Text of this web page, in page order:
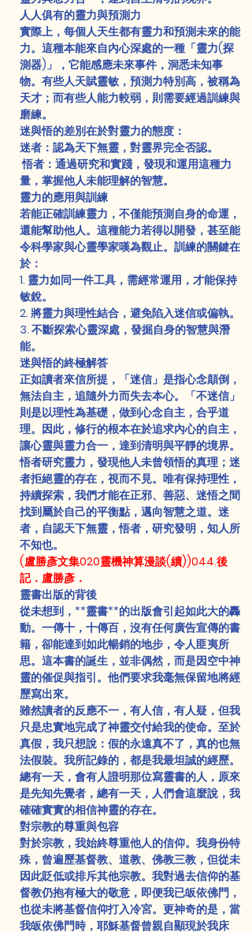
人人俱有的靈力與預測力
實際上，每個人天生都有靈力和預測未來的能
力。這種本能來自內心深處的一種「靈力(探
測器)」，它能感應未來事件，洞悉未知事
物。有些人天賦靈敏，預測力特別高，被稱為
天才；而有些人能力較弱，則需要經過訓練與
磨練。
迷與悟的差別在於對靈力的態度：
迷者：認為天下無靈，對靈界完全否認。
悟者：通過研究和實踐，發現和運用這種力
量，掌握他人未能理解的智慧。
靈力的應用與訓練
若能正確訓練靈力，不僅能預測自身的命運，
還能幫助他人。這種能力若得以開發，甚至能
令科學家與心靈學家嘆為觀止。訓練的關鍵在
於：
1. 靈力如同一件工具，需經常運用，才能保持
敏銳。
2. 將靈力與理性結合，避免陷入迷信或偏執。
3. 不斷探索心靈深處，發掘自身的智慧與潛
能。
迷與悟的終極解答
正如讀者來信所提，「迷信」是指心念顛倒，
無法自主，追隨外力而失去本心。「不迷信」
則是以理性為基礎，做到心念自主，合乎道
理。因此，修行的根本在於追求內心的自主，
讓心靈與靈力合一，達到清明與平靜的境界。
悟者研究靈力，發現他人未曾領悟的真理；迷
者拒絕靈的存在，視而不見。唯有保持理性，
持續探索，我們才能在正邪、善惡、迷悟之間
找到屬於自己的平衡點，邁向智慧之道。迷
者，自認天下無靈，悟者，研究發明，知人所
不知也。
(盧勝彥文集020靈機神算漫談(續))044.後
記．盧勝彥．
靈書出版的背後
從未想到，**靈書**的出版會引起如此大的轟
動。一傳十，十傳百，沒有任何廣告宣傳的書
籍，卻能達到如此暢銷的地步，令人匪夷所
思。這本書的誕生，並非偶然，而是因空中神
靈的催促與指引。他們要求我毫無保留地將經
歷寫出來。
雖然讀者的反應不一，有人信，有人疑，但我
只是忠實地完成了神靈交付給我的使命。至於
真假，我只想說：假的永遠真不了，真的也無
法假裝。我所記錄的，都是我最坦誠的經歷。
總有一天，會有人證明那位寫靈書的人，原來
是先知先覺者，總有一天，人們會這麼說，我
確確實實的相信神靈的存在。
對宗教的尊重與包容
對於宗教，我始終尊重他人的信仰。我身份特
殊，曾遍歷基督教、道教、佛教三教，但從未
因此貶低或排斥其他宗教。我對過去信仰的基
督教仍抱有極大的敬意，即便我已皈依佛門，
也從未將基督信仰打入冷宮。更神奇的是，當
我皈依佛門時，耶穌基督曾親自顯現於我床